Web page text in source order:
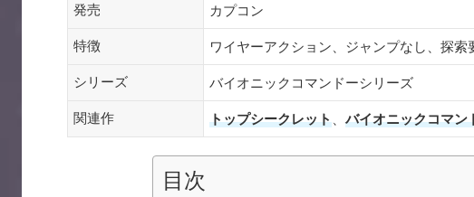
発売 カプコン
特徴 ワイヤーアクション、ジャンプなし、探
シリーズ バイオニックコマンドーシリーズ
関連作 トップシークレット、 バイオニックコマン
目次